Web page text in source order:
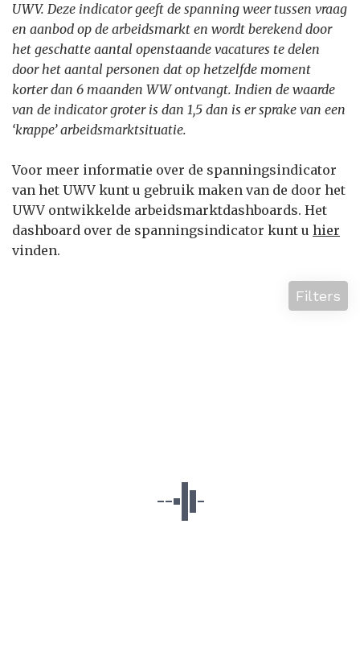
UWV. Deze indicator geeft de spanning weer tussen vraag
en aanbod op de arbeidsmarkt en wordt berekend door
het geschatte aantal openstaande vacatures te delen
door het aantal personen dat op hetzelfde moment
korter dan 6 maanden WW ontvangt. Indien de waarde
van de indicator groter is dan 1,5 dan is er sprake van een
‘krappe’ arbeidsmarktsituatie.
Voor meer informatie over de spanningsindicator
van het UWV kunt u gebruik maken van de door het
UWV ontwikkelde arbeidsmarktdashboards. Het
dashboard over de spanningsindicator kunt u hier
vinden.
Filters